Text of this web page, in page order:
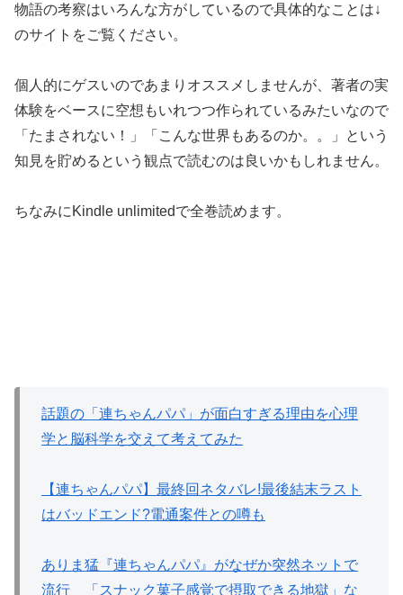
物語の考察はいろんな方がしているので具体的なことは↓
のサイトをご覧ください。
個人的にゲスいのであまりオススメしませんが、著者の実
体験をベースに空想もいれつつ作られているみたいなので
「たまされない！」「こんな世界もあるのか。。」という
知見を貯めるという観点で読むのは良いかもしれません。
ちなみにKindle unlimitedで全巻読めます。
話題の「連ちゃんパパ」が面白すぎる理由を心理
学と脳科学を交えて考えてみた
【連ちゃんパパ】最終回ネタバレ!最後結末ラスト
はバッドエンド?電通案件との噂も
ありま猛『連ちゃんパパ』がなぜか突然ネットで
流行 「スナック菓子感覚で摂取できる地獄」な